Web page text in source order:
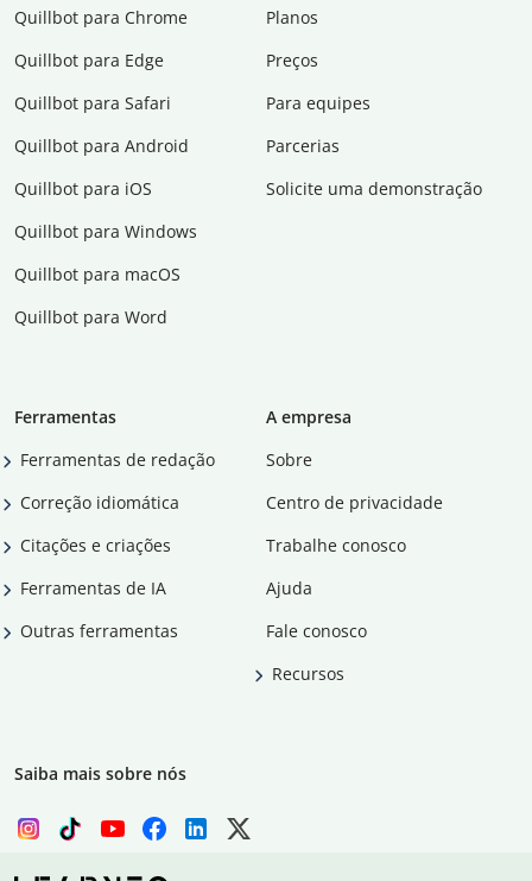
Quillbot para Chrome
Quillbot para Edge
Quillbot para Safari
Quillbot para Android
Quillbot para iOS
Quillbot para Windows
Quillbot para macOS
Quillbot para Word
Planos
Preços
Para equipes
Parcerias
Solicite uma demonstração
Ferramentas
Ferramentas de redação
Correção idiomática
Citações e criações
Ferramentas de IA
Outras ferramentas
A empresa
Sobre
Centro de privacidade
Trabalhe conosco
Ajuda
Fale conosco
Recursos
Saiba mais sobre nós